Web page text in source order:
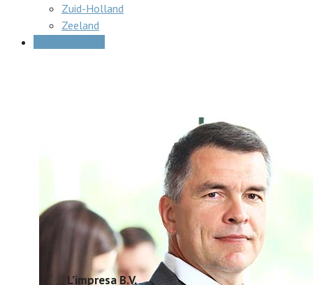
Zuid-Holland
Zeeland
L’impresa B.V.